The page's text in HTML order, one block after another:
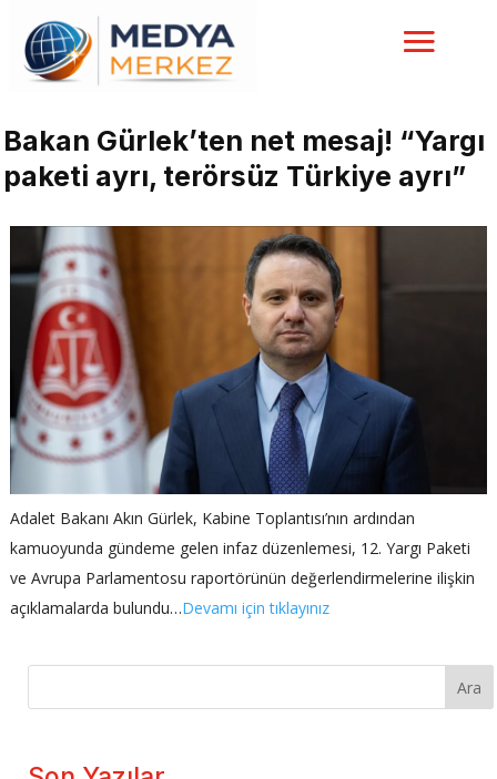
Bakan Gürlek’ten net mesaj! “Yargı
paketi ayrı, terörsüz Türkiye ayrı”
Adalet Bakanı Akın Gürlek, Kabine Toplantısı’nın ardından
kamuoyunda gündeme gelen infaz düzenlemesi, 12. Yargı Paketi
ve Avrupa Parlamentosu raportörünün değerlendirmelerine ilişkin
açıklamalarda bulundu…Devamı için tıklayınız
Ara